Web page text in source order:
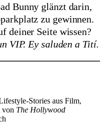
Bunny glänzt darin,
zu gewinnen.
deiner Seite wissen?
VIP. Ey saluden a Tití.
Stories aus Film,
von The Hollywood